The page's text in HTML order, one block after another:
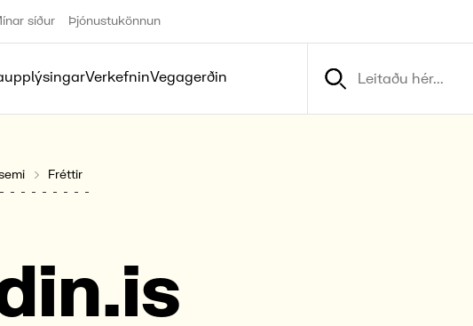
síður Þjónustukönnun
VerkefninVegagerðin
Fréttir